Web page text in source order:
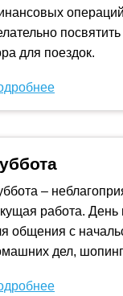
для поездок.
–
работа. День
общения с
дел,